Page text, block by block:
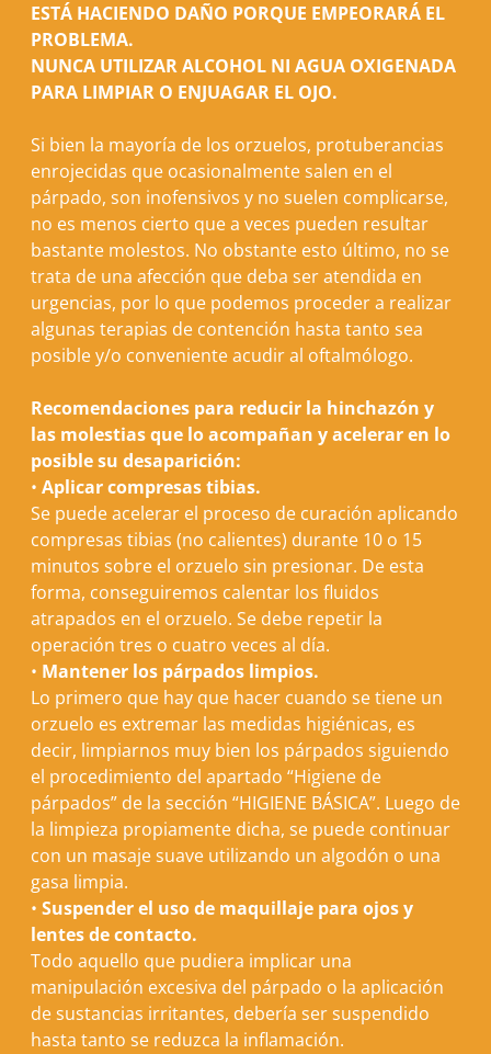
ESTÁ HACIENDO DAÑO PORQUE EMPEORARÁ EL
PROBLEMA.
NUNCA UTILIZAR ALCOHOL NI AGUA OXIGENADA
PARA LIMPIAR O ENJUAGAR EL OJO.
Si bien la mayoría de los orzuelos, protuberancias
enrojecidas que ocasionalmente salen en el
párpado, son inofensivos y no suelen complicarse,
no es menos cierto que a veces pueden resultar
bastante molestos. No obstante esto último, no se
trata de una afección que deba ser atendida en
urgencias, por lo que podemos proceder a realizar
algunas terapias de contención hasta tanto sea
posible y/o conveniente acudir al oftalmólogo.
Recomendaciones para reducir la hinchazón y
las molestias que lo acompañan y acelerar en lo
posible su desaparición:
• Aplicar compresas tibias.
Se puede acelerar el proceso de curación aplicando
compresas tibias (no calientes) durante 10 o 15
minutos sobre el orzuelo sin presionar. De esta
forma, conseguiremos calentar los fluidos
atrapados en el orzuelo. Se debe repetir la
operación tres o cuatro veces al día.
• Mantener los párpados limpios.
Lo primero que hay que hacer cuando se tiene un
orzuelo es extremar las medidas higiénicas, es
decir, limpiarnos muy bien los párpados siguiendo
el procedimiento del apartado “Higiene de
párpados” de la sección “HIGIENE BÁSICA”. Luego de
la limpieza propiamente dicha, se puede continuar
con un masaje suave utilizando un algodón o una
gasa limpia.
• Suspender el uso de maquillaje para ojos y
lentes de contacto.
Todo aquello que pudiera implicar una
manipulación excesiva del párpado o la aplicación
de sustancias irritantes, debería ser suspendido
hasta tanto se reduzca la inflamación.